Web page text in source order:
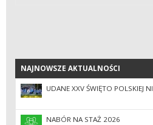
NAJNOWSZE AKTUALNOŚCI
NAJNOWSZE AKTUALNOŚCI
UDANE XXV ŚWIĘTO POLSKIEJ
NABÓR NA STAŻ 2026